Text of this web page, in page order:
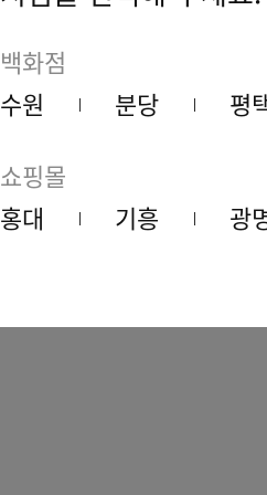
백화점
수원
분당 평
쇼핑몰
홍대
기흥 광